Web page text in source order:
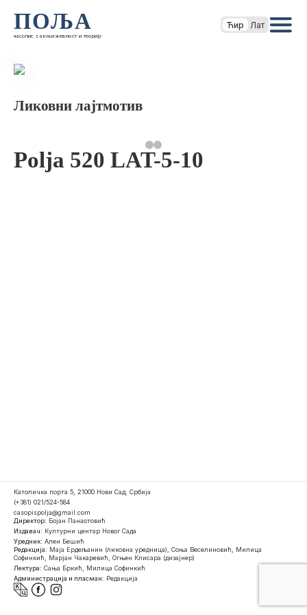
ПОЉА
часопис за књижевност и теорију
Ћир Лат
Ликовни лајтмотив
Polja 520 LAT-5-10
Католичка порта 5, 21000 Нови Сад, Србија
(+381) 021/524-584
casopispolja@gmail.com
Директор: Бојан Панаотовић
Издавач: Културни центар Новог Сада
Уредник: Ален Бешић
Редакција: Маја Ердељанин (ликовна уредница), Соња Веселиновић, Милица
Софинкић, Марјан Чакаревић, Огњен Клисара (дизајнер)
Лектура: Сања Бркић, Милица Софинкић
Администрација и пласман: Редакција